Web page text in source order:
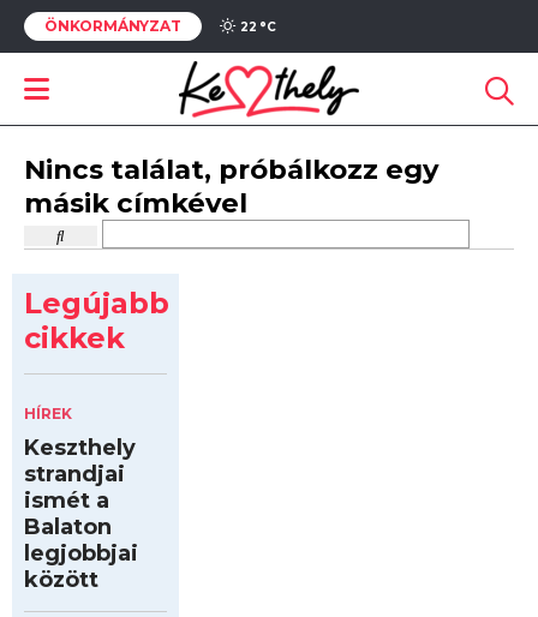
ÖNKORMÁNYZAT 22 °C
Nincs találat, próbálkozz egy
másik címkével
Legújabb
cikkek
HÍREK
Keszthely
strandjai
ismét a
Balaton
legjobbjai
között